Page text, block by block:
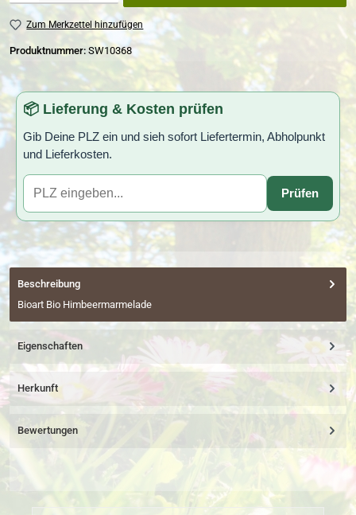
Zum Merkzettel hinzufügen
Produktnummer: SW10368
📦 Lieferung & Kosten prüfen
Gib Deine PLZ ein und sieh sofort Liefertermin, Abholpunkt
und Lieferkosten.
Prüfen
Beschreibung
Bioart Bio Himbeermarmelade
Eigenschaften
Herkunft
Bewertungen